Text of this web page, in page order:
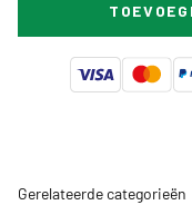
Gerelateerde categorieën